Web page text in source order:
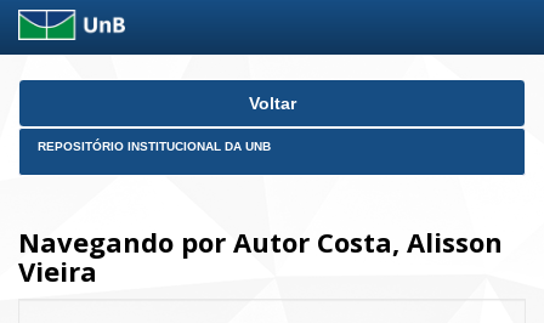
Skip
Voltar
REPOSITÓRIO INSTITUCIONAL DA UNB
Navegando por Autor Costa, Alisson
Vieira